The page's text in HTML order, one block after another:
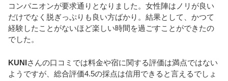
コンパニオンが要求通りとなりました。女性陣はノリが良い
だけでなく脱ぎっぷりも良い方ばかり。結果として、かつて
経験したことがないほど楽しい時間を過ごすことができたの
でした。
KUNIさんの口コミでは料金や宿に関する評価は満点ではない
ようですが、総合評価4.5の採点は信用できると言えるでしょ